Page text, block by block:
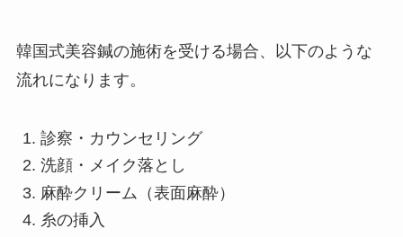
韓国式美容鍼の施術を受ける場合、以下のような
流れになります。
診察・カウンセリング
洗顔・メイク落とし
麻酔クリーム（表面麻酔）
糸の挿入